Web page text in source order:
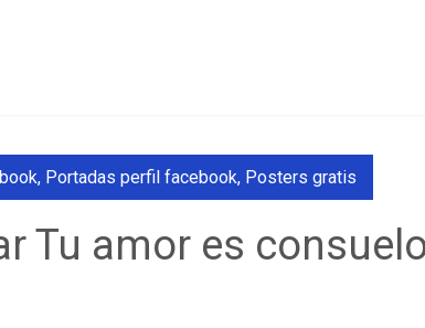
, Portadas perfil facebook, Posters gratis
Tu amor es